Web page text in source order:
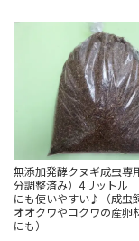
無添加発酵クヌギ成虫専
分調整済み）4リットル
にも使いやすい♪（成虫
オオクワやコクワの産卵
にも）